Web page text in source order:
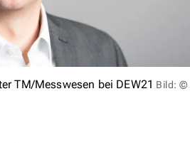
TM/Messwesen bei DEW21 Bild: ©